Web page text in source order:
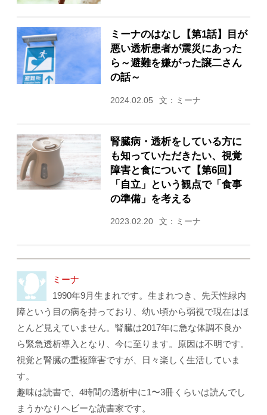
ミーナのはなし【第1話】目が
悪い透析患者が震災にあった
ら～避難を嫌がった譲二さん
の話～
2024.02.05 文：ミーナ
腎臓病・透析をしている方に
も知っていただきたい、視覚
障害と食について【第6回】
「自立」という観点で「食事
の準備」を考える
2023.02.20 文：ミーナ
ミーナ
1990年9月生まれです。生まれつき、先天性緑内
障という目の病を持っており、幼い頃から弱視で現在はほ
とんど見えていません。腎臓は2017年に急な体調不良か
ら緊急透析導入となり、今に至ります。原因は不明です。
視覚と腎臓の重複障害ですが、日々楽しく生活していま
す。
趣味は読書で、4時間の透析中に1〜3冊くらいは読んでし
まうかなりヘビーな読書家です。